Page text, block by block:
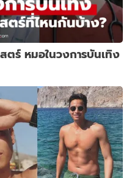
ร์ หมอในวงการบันเทิง